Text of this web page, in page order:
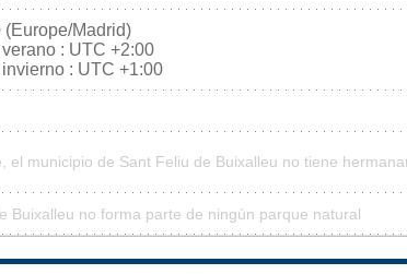
(Europe/Madrid)
: UTC +2:00
: UTC +1:00
el municipio de Sant Feliu de Buixalleu no tiene
Buixalleu no forma parte de ningún parque natural